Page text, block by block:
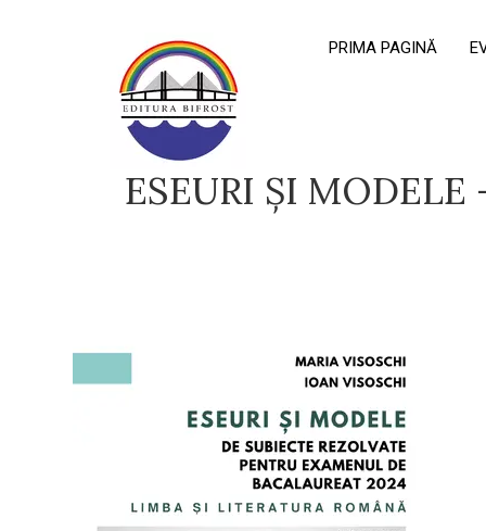
PRIMA PAGINĂ
ESEURI ȘI